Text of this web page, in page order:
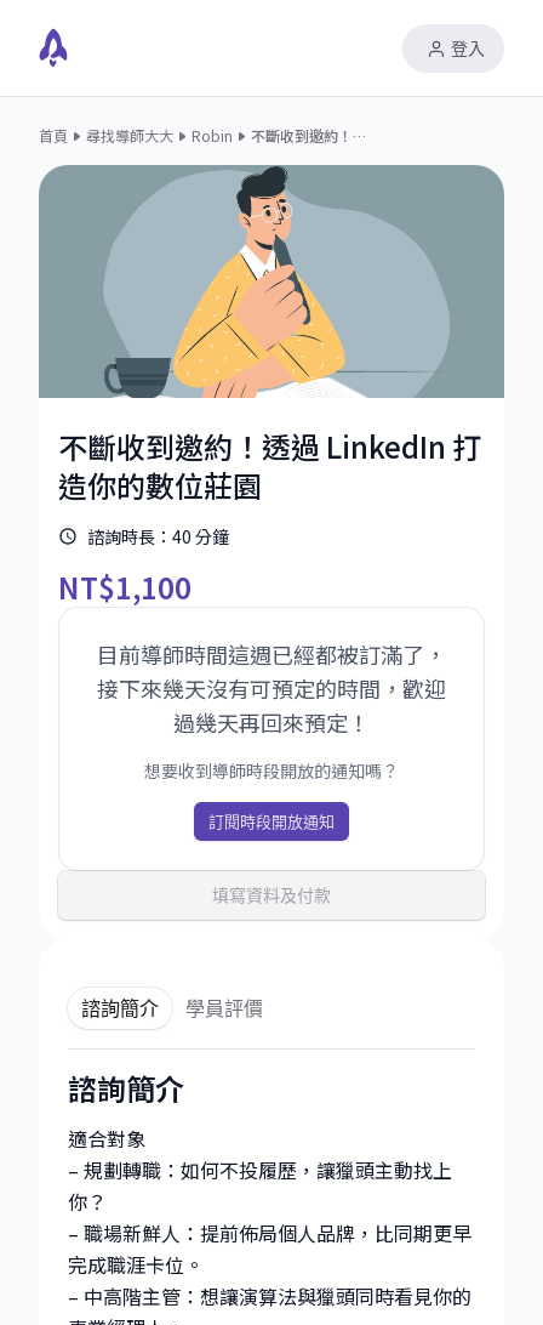
登入
首頁 尋找導師大大 Robin 不斷收到邀約！透過 LinkedIn 打造你的數位莊園
不斷收到邀約！透過 LinkedIn 打
造你的數位莊園
諮詢時長： 40 分鐘
NT$1,100
目前導師時間這週已經都被訂滿了，
接下來幾天沒有可預定的時間，歡迎
過幾天再回來預定！
想要收到導師時段開放的通知嗎？
訂閱時段開放通知
填寫資料及付款
諮詢簡介 學員評價
諮詢簡介
適合對象
– 規劃轉職：如何不投履歷，讓獵頭主動找上
你？
– 職場新鮮人：提前佈局個人品牌，比同期更早
完成職涯卡位。
– 中高階主管：想讓演算法與獵頭同時看見你的